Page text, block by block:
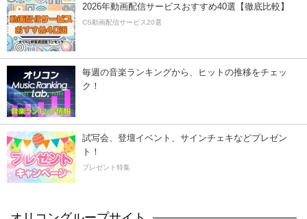
2026年動画配信サービスおすすめ40選【徹底比較】
CS動画配信サービス20選
毎週の音楽ランキングから、ヒットの推移をチェッ
ク！
試写会、登壇イベント、サインチェキなどプレゼン
ト！
プレゼント特集